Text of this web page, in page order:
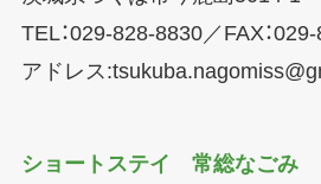
TEL：029-828-8830／FAX：
アドレス
ショートステイ 常総なごみ